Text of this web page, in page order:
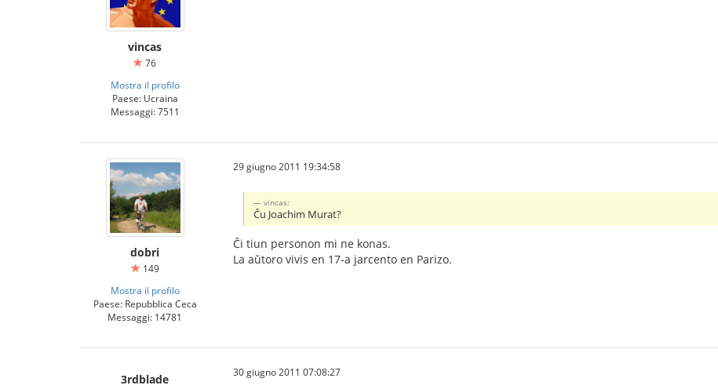
vincas
76
Mostra il profilo
Paese: Ucraina
Messaggi: 7511
dobri
149
Mostra il profilo
Paese: Repubblica Ceca
Messaggi: 14781
29 giugno 2011 19:34:58
vincas:
Ĉu Joachim Murat?
Ĉi tiun personon mi ne konas.
La aŭtoro vivis en 17-a jarcento en Parizo.
3rdblade 30 giugno 2011 07:08:27